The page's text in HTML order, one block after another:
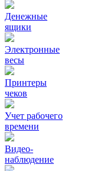
Денежные
ящики
Электронные
весы
Принтеры
чеков
Учет рабочего
времени
Видео‑
наблюдение